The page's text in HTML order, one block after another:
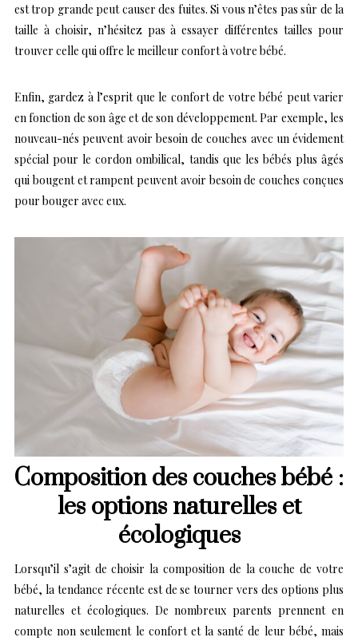
est trop grande peut causer des fuites. Si vous n’êtes pas sûr de la
taille à choisir, n’hésitez pas à essayer différentes tailles pour
trouver celle qui offre le meilleur confort à votre bébé.
Enfin, gardez à l’esprit que le confort de votre bébé peut varier
en fonction de son âge et de son développement. Par exemple, les
nouveau-nés peuvent avoir besoin de couches avec un évidement
spécial pour le cordon ombilical, tandis que les bébés plus âgés
qui bougent et rampent peuvent avoir besoin de couches conçues
pour bouger avec eux.
Composition des couches bébé :
les options naturelles et
écologiques
Lorsqu’il s’agit de choisir la composition de la couche de votre
bébé, la tendance récente est de se tourner vers des options plus
naturelles et écologiques. De nombreux parents prennent en
compte non seulement le confort et la santé de leur bébé, mais